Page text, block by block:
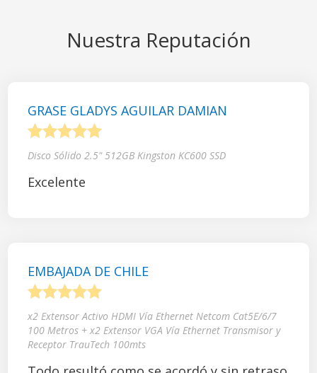
Nuestra Reputación
GRASE GLADYS AGUILAR DAMIAN
Disco Sólido 2.5" 512GB Kingston KC600 SSD
Excelente
EMBAJADA DE CHILE
x2 Extensor Activo HDMI Vía Ethernet Netcom Cat5E/6/7
100 Metros + x2 Extensor VGA Vía Ethernet Transmisor y
Receptor TrauTech 100mts